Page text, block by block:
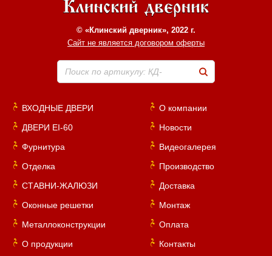
© «Клинский дверник», 2022 г.
Сайт не является договором оферты
Поиск по артикулу: КД-
ВХОДНЫЕ ДВЕРИ
ДВЕРИ EI-60
Фурнитура
Отделка
СТАВНИ-ЖАЛЮЗИ
Оконные решетки
Металлоконструкции
О продукции
О компании
Новости
Видеогалерея
Производство
Доставка
Монтаж
Оплата
Контакты